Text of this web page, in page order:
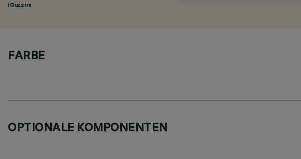
iGuzzini
FARBE
OPTIONALE KOMPONENTEN